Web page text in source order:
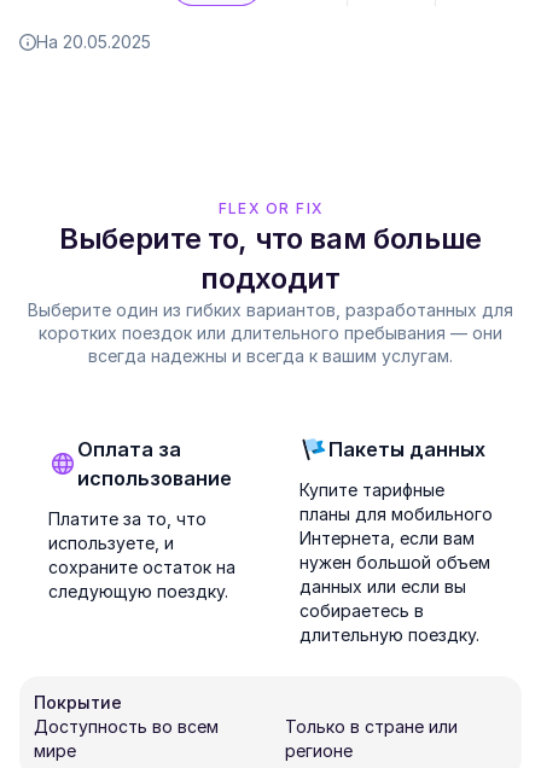
На 20.05.2025
FLEX OR FIX
Выберите то, что вам больше
подходит
Выберите один из гибких вариантов, разработанных для
коротких поездок или длительного пребывания — они
всегда надежны и всегда к вашим услугам.
Оплата за
использование
Платите за то, что
используете, и
сохраните остаток на
следующую поездку.
Пакеты данных
Купите тарифные
планы для мобильного
Интернета, если вам
нужен большой объем
данных или если вы
собираетесь в
длительную поездку.
Покрытие
Доступность во всем
мире
Только в стране или
регионе